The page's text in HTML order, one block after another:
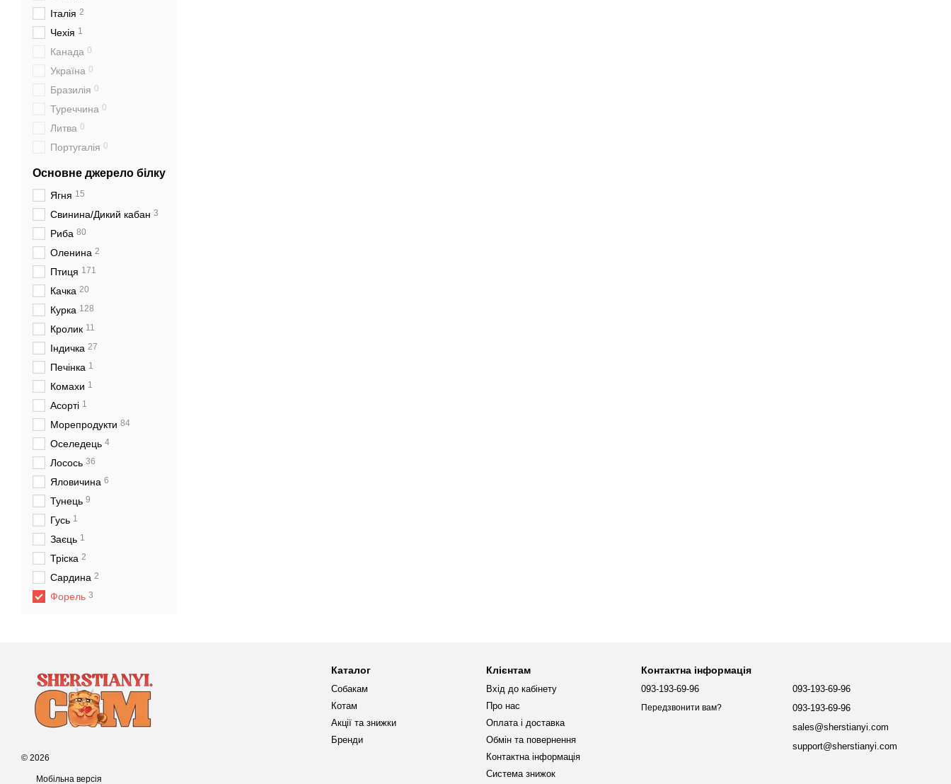
Італія 2
Чехія 1
Канада 0
Україна 0
Бразилія 0
Туреччина 0
Литва 0
Португалія 0
Основне джерело білку
Ягня 15
Свинина/Дикий кабан 3
Риба 80
Оленина 2
Птиця 171
Качка 20
Курка 128
Кролик 11
Індичка 27
Печінка 1
Комахи 1
Асорті 1
Морепродукти 84
Оселедець 4
Лосось 36
Яловичина 6
Тунець 9
Гусь 1
Заєць 1
Тріска 2
Сардина 2
Форель 3
© 2026
Мобільна версія
Каталог
Собакам
Котам
Акції та знижки
Бренди
Клієнтам
Вхід до кабінету
Про нас
Оплата і доставка
Обмін та повернення
Контактна інформація
Система знижок
Контактна інформація
093-193-69-96
Передзвонити вам?
093-193-69-96
093-193-69-96
sales@sherstianyi.com
support@sherstianyi.com